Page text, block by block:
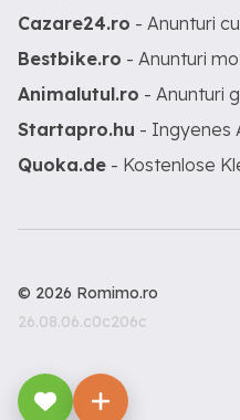
Cazare24.ro - Anunturi
Bestbike.ro - Anunturi
Animalutul.ro - Anunturi
Startapro.hu - Ingyenes
Quoka.de - Kostenlose
© 2026 Romimo.ro
26.08.06.c0c206c